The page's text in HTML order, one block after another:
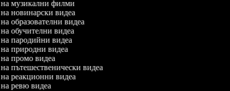
на музикални филми
на новинарски видеа
на образователни видеа
на обучителни видеа
на пародийни видеа
на природни видеа
на промо видеа
на пътешественически видеа
на реакционни видеа
на ревю видеа